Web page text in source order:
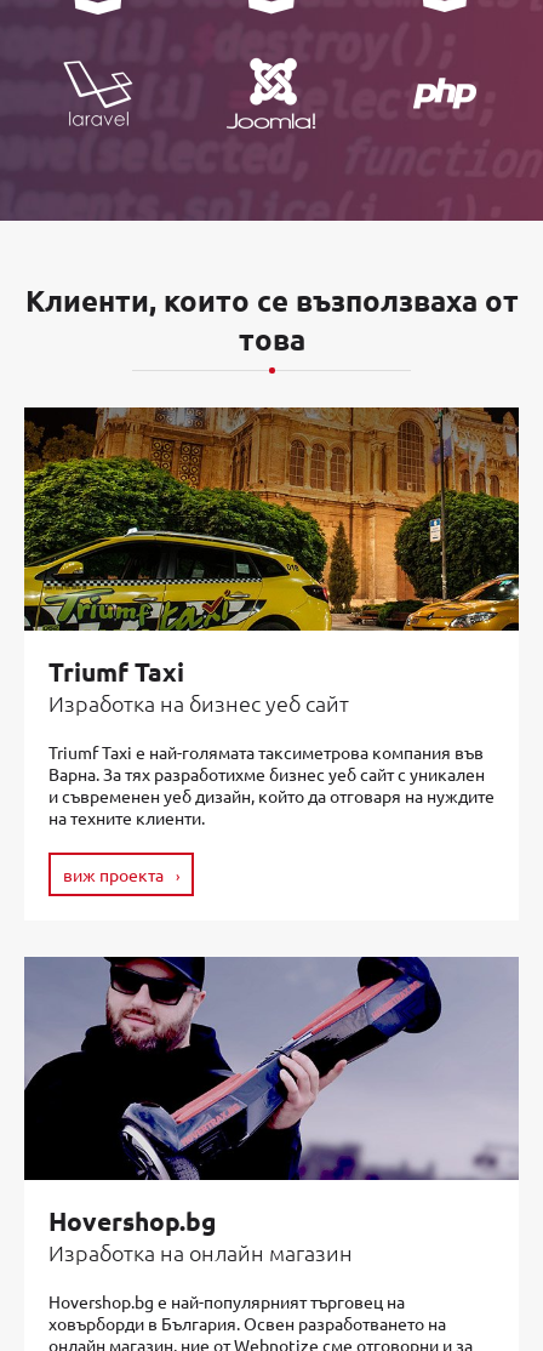
Клиенти, които се възползваха от
това
Triumf Taxi
Изработка на бизнес уеб сайт
Triumf Taxi е най-голямата таксиметрова компания във
Варна. За тях разработихме бизнес уеб сайт с уникален
и съвременен уеб дизайн, който да отговаря на нуждите
на техните клиенти.
виж проекта
Hovershop.bg
Изработка на онлайн магазин
Hovershop.bg е най-популярният търговец на
ховърборди в България. Освен разработването на
онлайн магазин, ние от Webnotize сме отговорни и за